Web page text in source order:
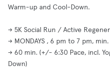
Warm-up and Cool-Down.
-> 5K Social Run / Active
-> MONDAYS , 6 pm to 7 pm,
-> 60 min. (+/- 6:30 Pace, incl.
Down)